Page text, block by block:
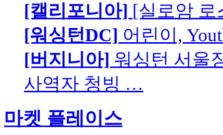
[캘리포니아] [실로암 로
[워싱턴DC] 어린이,
[버지니아] 워싱턴 서울
사역자 청빙 …
마켓 플레이스